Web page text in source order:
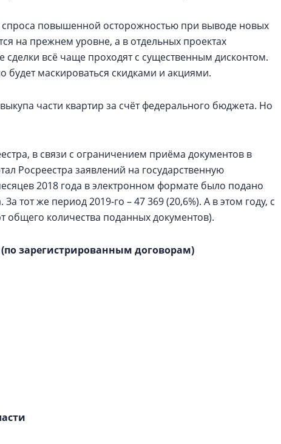
повышенной осторожностью при выводе новых
на прежнем уровне, а в отдельных проектах
всё чаще проходят с существенным дисконтом.
маскироваться скидками и акциями.
части квартир за счёт федерального бюджета. Но
в связи с ограничением приёма документов в
Росреестра заявлений на государственную
2018 года в электронном формате было подано
тот же период 2019-го – 47 369 (20,6%). А в этом году, с
общего количества поданных документов).
зарегистрированным договорам)